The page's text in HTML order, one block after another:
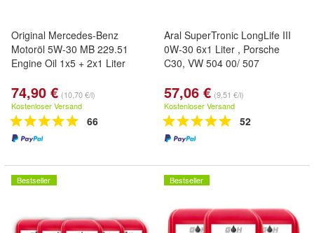
Original Mercedes-Benz
Motoröl 5W-30 MB 229.51
Engine Oil 1x5 + 2x1 Liter
74,90 € (10,70 €/l)
Kostenloser Versand
66
Aral SuperTronic LongLife III
0W-30 6x1 Liter , Porsche
C30, VW 504 00/ 507
57,06 € (9,51 €/l)
Kostenloser Versand
52
Bestseller Bestseller